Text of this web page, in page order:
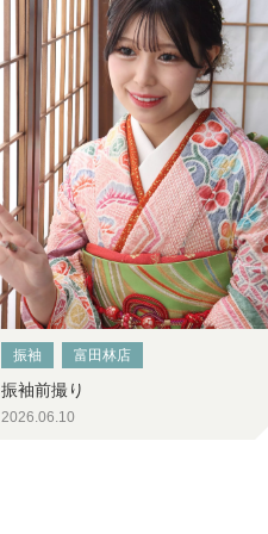
振袖 富田林店
振袖前撮り
2026.06.10